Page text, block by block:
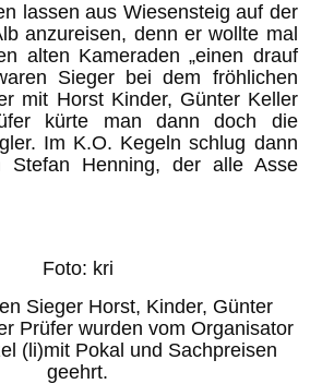
lassen aus Wiesensteig auf der
anzureisen, denn er wollte mal
alten Kameraden „einen drauf
Sieger bei dem fröhlichen
mit Horst Kinder, Günter Keller
kürte man dann doch die
Im K.O. Kegeln schlug dann
Stefan Henning, der alle Asse
Foto: kri
Sieger Horst, Kinder, Günter
Prüfer wurden vom Organisator
(li)mit Pokal und Sachpreisen
geehrt.